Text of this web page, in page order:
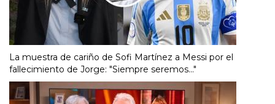
La muestra de cariño de Sofi Martínez a Messi por el
fallecimiento de Jorge: "Siempre seremos..."